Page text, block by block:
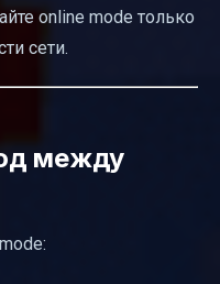
online mode только
сети.
между